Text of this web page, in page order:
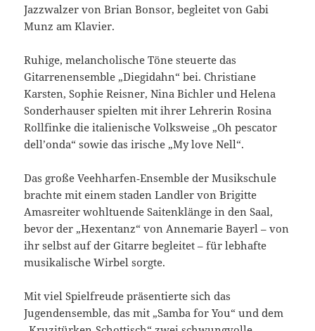
Jazzwalzer von Brian Bonsor, begleitet von Gabi
Munz am Klavier.
Ruhige, melancholische Töne steuerte das
Gitarrenensemble „Diegidahn“ bei. Christiane
Karsten, Sophie Reisner, Nina Bichler und Helena
Sonderhauser spielten mit ihrer Lehrerin Rosina
Rollfinke die italienische Volksweise „Oh pescator
dell’onda“ sowie das irische „My love Nell“.
Das große Veehharfen‑Ensemble der Musikschule
brachte mit einem staden Landler von Brigitte
Amasreiter wohltuende Saitenklänge in den Saal,
bevor der „Hexentanz“ von Annemarie Bayerl – von
ihr selbst auf der Gitarre begleitet – für lebhafte
musikalische Wirbel sorgte.
Mit viel Spielfreude präsentierte sich das
Jugendensemble, das mit „Samba for You“ und dem